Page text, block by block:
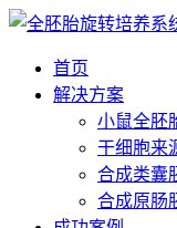
首页
解决方案
小鼠全胚
干细胞来
合成类囊
合成原肠